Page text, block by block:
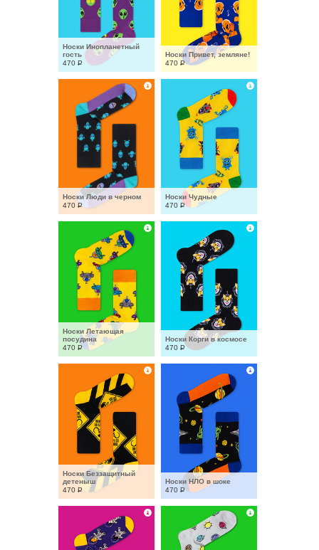
Носки Инопланетный
гость
470 Р
Носки Привет, земляне!
470 Р
Носки Люди в черном
470 Р
Носки Чудные
470 Р
Носки Летающая
посудина
470 Р
Носки Корги в космосе
470 Р
Носки Беззащитный
детеныш
470 Р
Носки НЛО в шоке
470 Р